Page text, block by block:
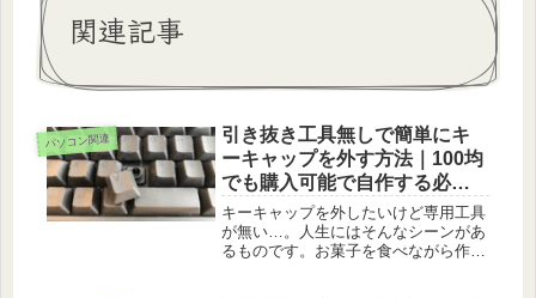
関連記事
パソコン関連
引き抜き工具無しで簡単にキ
ーキャップを外す方法｜100均
でも購入可能で自作する必要
もなし！
キーキャップを外したいけど専用工具
が無い…。人生にはそんなシーンがあ
るものです。お菓子を食べながら作業